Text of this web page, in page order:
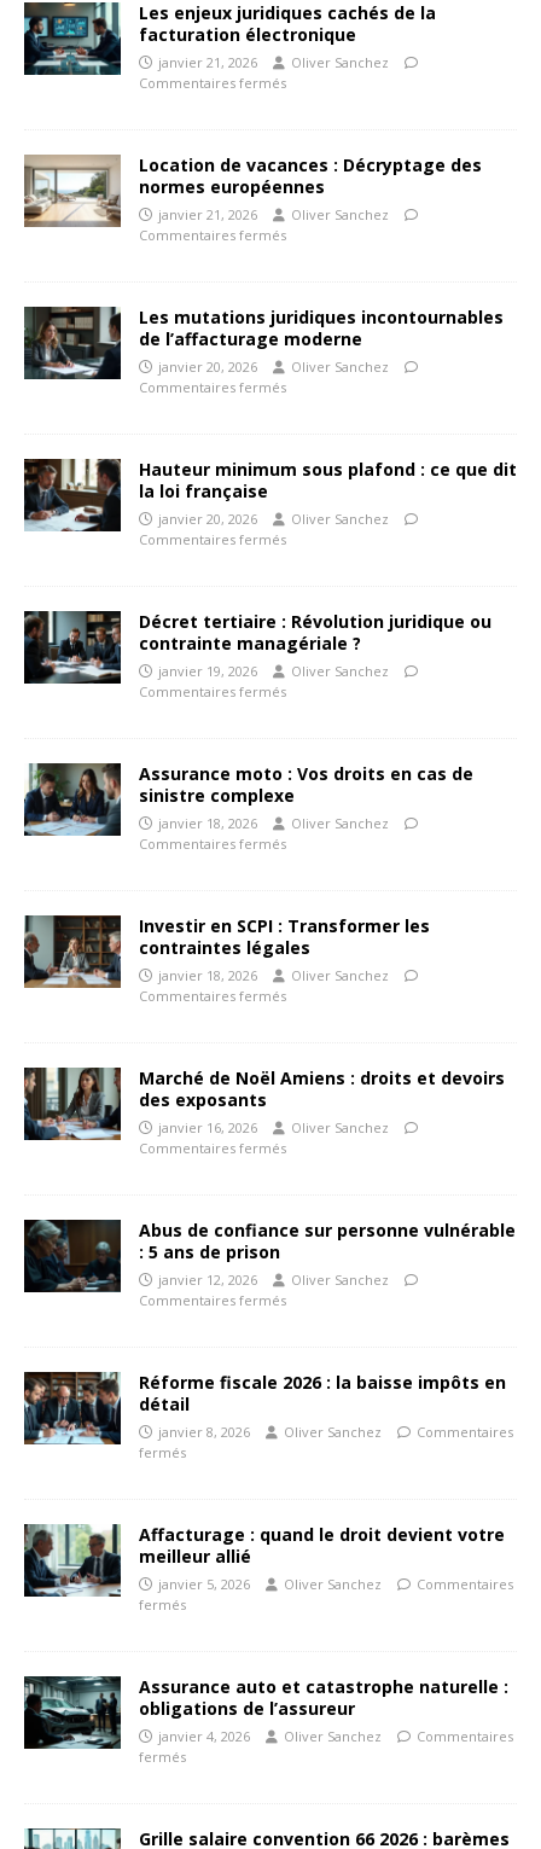
Les enjeux juridiques cachés de la
facturation électronique
janvier 21, 2026
Oliver Sanchez
Commentaires fermés
Location de vacances : Décryptage des
normes européennes
janvier 21, 2026
Oliver Sanchez
Commentaires fermés
Les mutations juridiques incontournables
de l’affacturage moderne
janvier 20, 2026
Oliver Sanchez
Commentaires fermés
Hauteur minimum sous plafond : ce que dit
la loi française
janvier 20, 2026
Oliver Sanchez
Commentaires fermés
Décret tertiaire : Révolution juridique ou
contrainte managériale ?
janvier 19, 2026
Oliver Sanchez
Commentaires fermés
Assurance moto : Vos droits en cas de
sinistre complexe
janvier 18, 2026
Oliver Sanchez
Commentaires fermés
Investir en SCPI : Transformer les
contraintes légales
janvier 18, 2026
Oliver Sanchez
Commentaires fermés
Marché de Noël Amiens : droits et devoirs
des exposants
janvier 16, 2026
Oliver Sanchez
Commentaires fermés
Abus de confiance sur personne vulnérable
: 5 ans de prison
janvier 12, 2026
Oliver Sanchez
Commentaires fermés
Réforme fiscale 2026 : la baisse impôts en
détail
janvier 8, 2026 Oliver Sanchez
Commentaires
fermés
Affacturage : quand le droit devient votre
meilleur allié
janvier 5, 2026 Oliver Sanchez
Commentaires
fermés
Assurance auto et catastrophe naturelle :
obligations de l’assureur
janvier 4, 2026 Oliver Sanchez
Commentaires
fermés
Grille salaire convention 66 2026 : barèmes